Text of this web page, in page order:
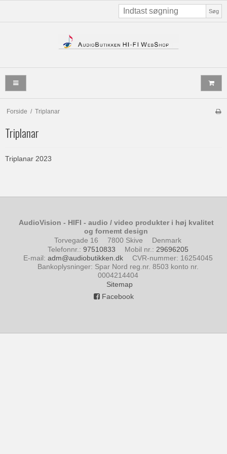
Søg
Forside / Triplanar
Triplanar
Triplanar 2023
AudioVision - HIFI - audio / video produkter i høj kvalitet
og fornemt design
Torvegade 16
7800 Skive
Denmark
Telefonnr. : 97510833 Mobil nr. : 29696205
E-mail: adm@audiobutikken.dk CVR-nummer: 16254045
Bankoplysninger: Spar Nord reg.nr. 8503 konto nr.
0004214404
Sitemap
Facebook